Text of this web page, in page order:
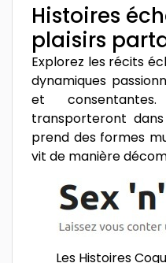
Histoires
plaisirs
Explorez les récits
dynamiques
et
transporteront
prend des formes
vit de manière
Les Histoires